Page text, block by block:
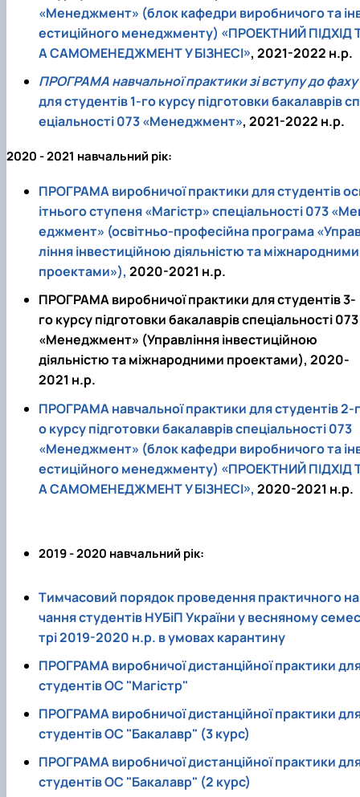
«Менеджмент» (блок кафедри виробничого та
естиційного менеджменту) «ПРОЕКТНИЙ ПІДХІД
А САМОМЕНЕДЖМЕНТ У БІЗНЕСІ», 2021-2022 н.р.
ПРОГРАМА навчальної практики зі вступу до фаху
для студентів 1-го курсу підготовки бакалаврів сп
еціальності 073 «Менеджмент», 2021-2022 н.р.
2020 - 2021 навчальний рік:
ПРОГРАМА виробничої практики для студентів
ітнього ступеня «Магістр» спеціальності 073
еджмент» (освітньо-професійна програма
ління інвестиційною діяльністю та міжнародними
проектами»), 2020-2021 н.р.
ПРОГРАМА виробничої практики для студентів 3-
го курсу підготовки бакалаврів спеціальності 073
«Менеджмент» (Управління інвестиційною
діяльністю та міжнародними проектами), 2020-
2021 н.р.
ПРОГРАМА навчальної практики для студентів 2-г
о курсу підготовки бакалаврів спеціальності 073
«Менеджмент» (блок кафедри виробничого та
естиційного менеджменту) «ПРОЕКТНИЙ ПІДХІД
А САМОМЕНЕДЖМЕНТ У БІЗНЕСІ», 2020-2021 н.р.
2019 - 2020 навчальний рік:
Тимчасовий порядок проведення практичного
чання студентів НУБіП України у весняному семес
трі 2019-2020 н.р. в умовах карантину
ПРОГРАМА виробничої дистанційної практики
студентів ОС "Магістр"
ПРОГРАМА виробничої дистанційної практики
студентів ОС "Бакалавр" (3 курс)
ПРОГРАМА виробничої дистанційної практики
студентів ОС "Бакалавр" (2 курс)